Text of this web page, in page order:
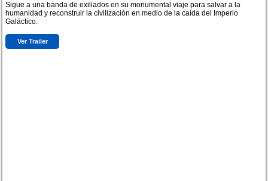
Sigue a una banda de exiliados en su monumental viaje para salvar a la
humanidad y reconstruir la civilización en medio de la caída del Imperio
Galáctico.
Ver Trailer